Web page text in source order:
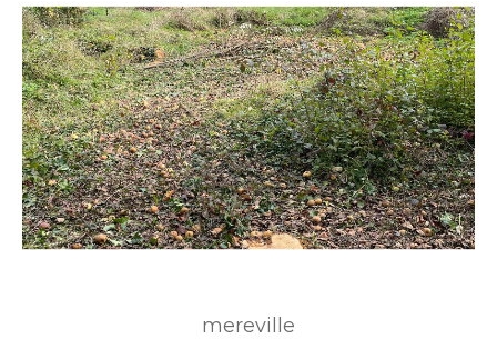
mereville